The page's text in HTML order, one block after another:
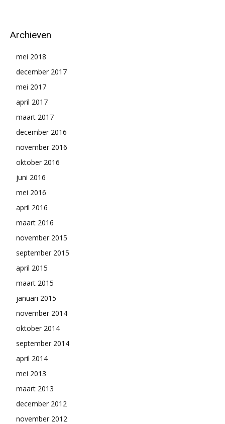
Archieven
mei 2018
december 2017
mei 2017
april 2017
maart 2017
december 2016
november 2016
oktober 2016
juni 2016
mei 2016
april 2016
maart 2016
november 2015
september 2015
april 2015
maart 2015
januari 2015
november 2014
oktober 2014
september 2014
april 2014
mei 2013
maart 2013
december 2012
november 2012